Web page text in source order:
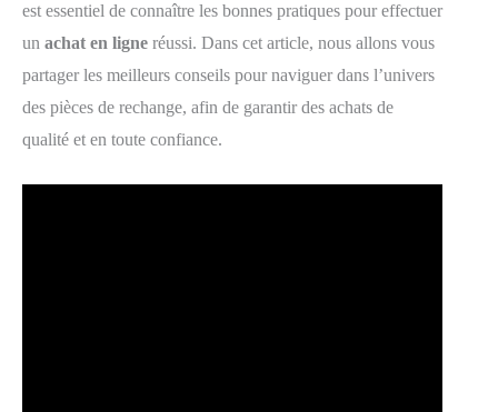
est essentiel de connaître les bonnes pratiques pour effectuer
un achat en ligne réussi. Dans cet article, nous allons vous
partager les meilleurs conseils pour naviguer dans l’univers
des pièces de rechange, afin de garantir des achats de
qualité et en toute confiance.